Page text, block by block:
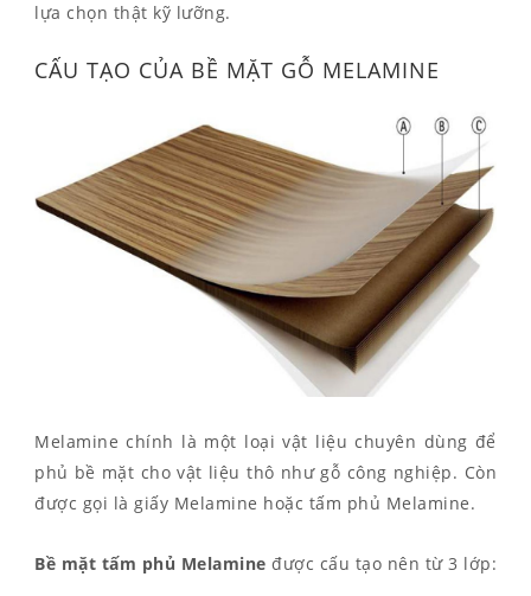
lựa chọn thật kỹ lưỡng.
CẤU TẠO CỦA BỀ MẶT GỖ MELAMINE
Melamine chính là một loại vật liệu chuyên dùng để
phủ bề mặt cho vật liệu thô như gỗ công nghiệp. Còn
được gọi là giấy Melamine hoặc tấm phủ Melamine.
Bề mặt tấm phủ Melamine được cấu tạo nên từ 3 lớp: